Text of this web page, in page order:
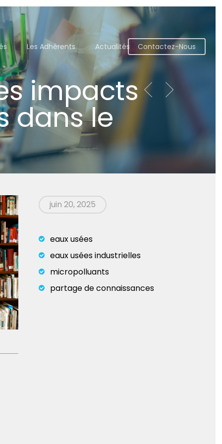
Les Adhérents Actualités Contactez-Nous
impacts
dans le
juin 20, 2025
eaux usées
eaux usées industrielles
micropolluants
partage de connaissances